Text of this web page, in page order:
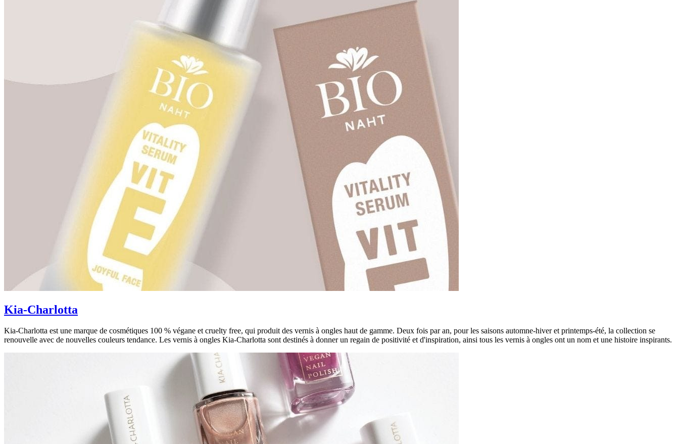
Kia-Charlotta
Kia-Charlotta est une marque de cosmétiques 100 % végane et cruelty free, qui produit des vernis à ongles haut de gamme. Deux fois par an, pour les saisons automne-hiver et printemps-été, la collection se
renouvelle avec de nouvelles couleurs tendance. Les vernis à ongles Kia-Charlotta sont destinés à donner un regain de positivité et d'inspiration, ainsi tous les vernis à ongles ont un nom et une histoire inspirants.